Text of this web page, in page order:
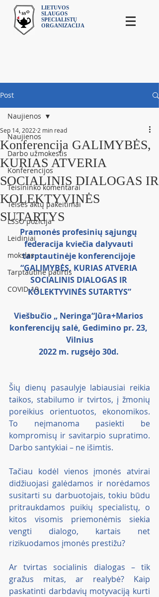
LIETUVOS
SLAUGOS
SPECIALISTŲ
ORGANIZACIJA
Post
Naujienos
Darbo užmokestis
Konferencijos
Teisininko komentarai
Teisės aktų pakeitimai
LSSO pozicija
Leidiniai
mokslas
Tarptautinė patirtis
COVID-19
Naujienos
Konferencija GALIMYBĖS,
KURIAS ATVERIA
SOCIALINIS DIALOGAS IR
KOLEKTYVINĖS
SUTARTYS
Sep 14, 2022 2 min read
Pramonės profesinių sąjungų
federacija kviečia dalyvauti
tarptautinėje konferencijoje
“GALIMYBĖS, KURIAS ATVERIA
SOCIALINIS DIALOGAS IR
KOLEKTYVINĖS SUTARTYS”
Viešbučio „ Neringa“Jūra+Marios
konferencijų salė, Gedimino pr. 23,
Vilnius
2022 m. rugsėjo 30d.
Šių dienų pasaulyje labiausiai reikia
taikos, stabilumo ir tvirtos, į žmonių
poreikius orientuotos, ekonomikos.
To neįmanoma pasiekti be
kompromisų ir savitarpio supratimo.
Darbo santykiai – ne išimtis.
Tačiau kodėl vienos įmonės atvirai
didžiuojasi galėdamos ir norėdamos
susitarti su darbuotojais, tokiu būdu
pritraukdamos puikių specialistų, o
kitos visomis priemonėmis siekia
vengti dialogo, kartais net
rizikuodamos įmonės prestižu?
Ar tvirtas socialinis dialogas – tik
gražus mitas, ar realybė? Kaip
paskatinti darbdavių motyvaciją kurti